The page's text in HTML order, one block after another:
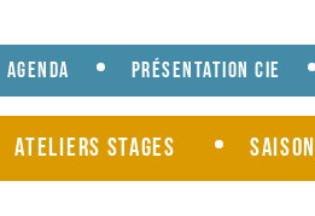
Agenda Présentation cie
Ateliers Stages Saison